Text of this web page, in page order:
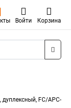
Войти Корзина
дуплексный, FC/APC-